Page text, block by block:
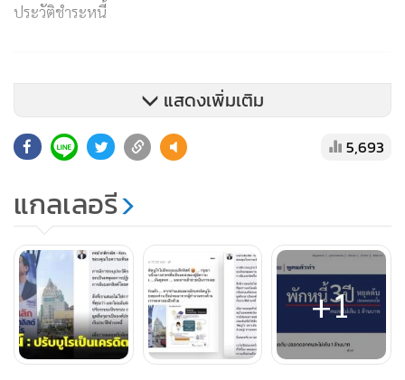
ประวัติชำระหนี้
แสดงเพิ่มเติม
5,693
แกลเลอรี
+1